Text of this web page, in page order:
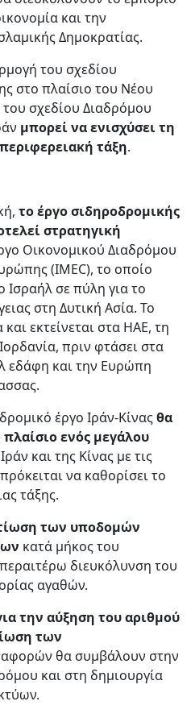
και την
Δημοκρατίας.
του σχεδίου
στο πλαίσιο του Νέου
σχεδίου Διαδρόμου
μπορεί να ενισχύσει τη
τάξη.
το έργο σιδηροδρομικής
στρατηγική
Οικονομικού Διαδρόμου
(IMEC), το οποίο
Ισραήλ σε πύλη για το
στη Δυτική Ασία. Το
εκτείνεται στα ΗΑΕ, τη
πριν φτάσει στα
εδάφη και την Ευρώπη
έργο Ιράν-Κίναςθα
ενός μεγάλου
και της Κίνας με τις
να καθορίσει το
τάξης.
των υποδομών
κατά μήκος του
διευκόλυνση του
αγαθών.
την αύξηση του αριθμού
των
θα συμβάλουν στην
και στη δημιουργία